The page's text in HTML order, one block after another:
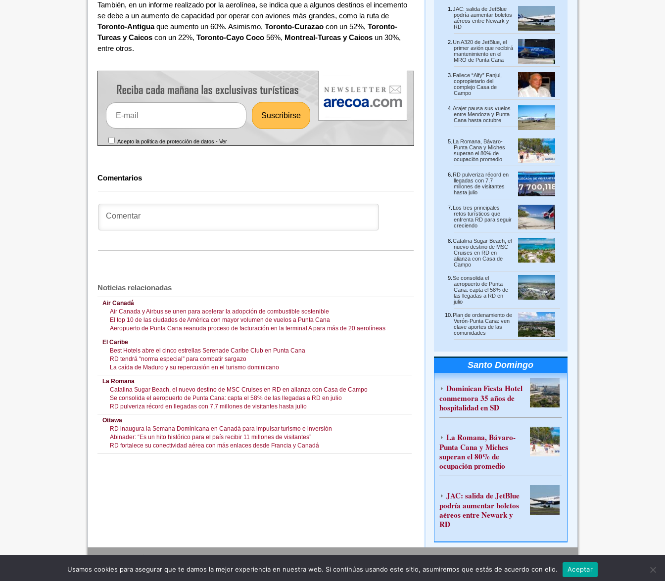
También, en un informe realizado por la aerolínea, se indica que a algunos destinos el incemento
se debe a un aumento de capacidad por operar con aviones más grandes, como la ruta de
Toronto-Antiguaque aumento un 60%. Asimismo, Toronto-Curazaocon un 52%, Toronto-
Turcas y Caicoscon un 22%, Toronto-Cayo Coco56%, Montreal-Turcas y Caicosun 30%,
entre otros.
Acepto la política de protección de datos -Ver
Comentarios
Noticias relacionadas
Air Canadá
Air Canada y Airbus se unen para acelerar la adopción de combustible sostenible
El top 10 de las ciudades de América con mayor volumen de vuelos a Punta Cana
Aeropuerto de Punta Cana reanuda proceso de facturación en la terminal A para más de 20 aerolíneas
El Caribe
Best Hotels abre el cinco estrellas Serenade Caribe Club en Punta Cana
RD tendrá “norma especial” para combatir sargazo
La caída de Maduro y su repercusión en el turismo dominicano
La Romana
Catalina Sugar Beach, el nuevo destino de MSC Cruises en RD en alianza con Casa de Campo
Se consolida el aeropuerto de Punta Cana: capta el 58% de las llegadas a RD en julio
RD pulveriza récord en llegadas con 7,7 millones de visitantes hasta julio
Ottawa
RD inaugura la Semana Dominicana en Canadá para impulsar turismo e inversión
Abinader: “Es un hito histórico para el país recibir 11 millones de visitantes”
RD fortalece su conectividad aérea con más enlaces desde Francia y Canadá
JAC: salida de JetBlue
podría aumentar boletos
aéreos entre Newark y
RD
Un A320 de JetBlue, el
primer avión que recibirá
mantenimiento en el
MRO de Punta Cana
Fallece “Alfy” Fanjul,
copropietario del
complejo Casa de
Campo
Arajet pausa sus vuelos
entre Mendoza y Punta
Cana hasta octubre
La Romana, Bávaro-
Punta Cana y Miches
superan el 80% de
ocupación promedio
RD pulveriza récord en
llegadas con 7,7
millones de visitantes
hasta julio
Los tres principales
retos turísticos que
enfrenta RD para seguir
creciendo
Catalina Sugar Beach, el
nuevo destino de MSC
Cruises en RD en
alianza con Casa de
Campo
Se consolida el
aeropuerto de Punta
Cana: capta el 58% de
las llegadas a RD en
julio
Plan de ordenamiento de
Verón-Punta Cana: ven
clave aportes de las
comunidades
Santo Domingo
Dominican Fiesta Hotel
conmemora 35 años de
hospitalidad en SD
La Romana, Bávaro-
Punta Cana y Miches
superan el 80% de
ocupación promedio
JAC: salida de JetBlue
podría aumentar boletos
aéreos entre Newark y
RD
Usamos cookies para asegurar que te damos la mejor experiencia en nuestra web. Si continúas usando este sitio, asumiremos que estás de acuerdo con ello. Aceptar